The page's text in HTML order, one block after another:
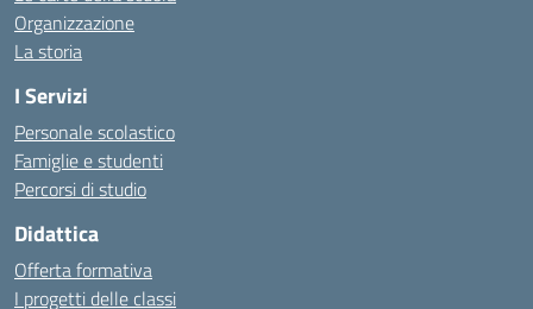
Organizzazione
La storia
I Servizi
Personale scolastico
Famiglie e studenti
Percorsi di studio
Didattica
Offerta formativa
I progetti delle classi